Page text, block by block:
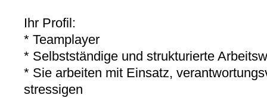
Ihr Profil:
* Teamplayer
* Selbstständige und strukturierte
* Sie arbeiten mit Einsatz,
stressigen